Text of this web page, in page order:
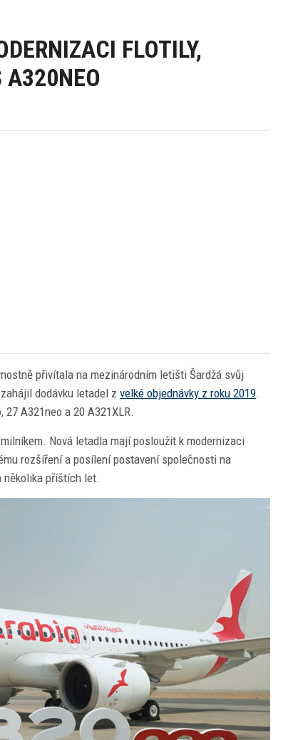
FLOTILY,
A320NEO
přivítala na mezinárodním letišti Šardžá svůj
dodávku letadel z velké objednávky z roku 2019.
A321neo a 20 A321XLR.
Nová letadla mají posloužit k modernizaci
rozšíření a posílení postavení společnosti na
několika příštích let.